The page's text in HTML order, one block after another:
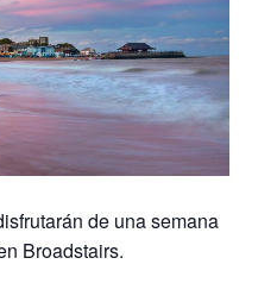
de una semana
Broadstairs.